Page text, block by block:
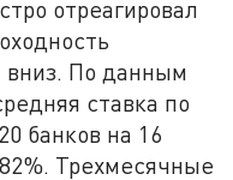
отреагировал
вниз. По данным
ставка по
банков на 16
Трехмесячные